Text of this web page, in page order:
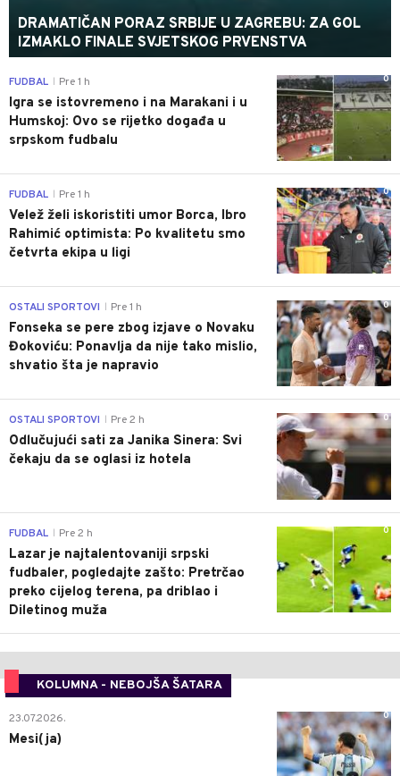
DRAMATIČAN PORAZ SRBIJE U ZAGREBU: ZA GOL
IZMAKLO FINALE SVJETSKOG PRVENSTVA
0
FUDBAL Pre 1 h
Igra se istovremeno i na Marakani i u
Humskoj: Ovo se rijetko događa u
srpskom fudbalu
0
FUDBAL Pre 1 h
Velež želi iskoristiti umor Borca, Ibro
Rahimić optimista: Po kvalitetu smo
četvrta ekipa u ligi
0
OSTALI SPORTOVI Pre 1 h
Fonseka se pere zbog izjave o Novaku
Đokoviću: Ponavlja da nije tako mislio,
shvatio šta je napravio
0
OSTALI SPORTOVI Pre 2 h
Odlučujući sati za Janika Sinera: Svi
čekaju da se oglasi iz hotela
0
FUDBAL Pre 2 h
Lazar je najtalentovaniji srpski
fudbaler, pogledajte zašto: Pretrčao
preko cijelog terena, pa driblao i
Diletinog muža
KOLUMNA - NEBOJŠA ŠATARA
0
23.07.2026.
Mesi(ja)